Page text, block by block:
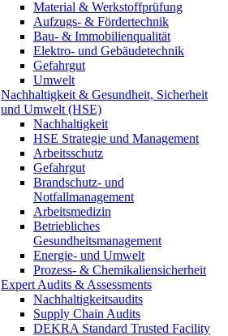
Material & Werkstoffprüfung
Aufzugs- & Fördertechnik
Bau- & Immobilienqualität
Elektro- und Gebäudetechnik
Gefahrgut
Umwelt
Nachhaltigkeit & Gesundheit, Sicherheit
und Umwelt (HSE)
Nachhaltigkeit
HSE Strategie und Management
Arbeitsschutz
Gefahrgut
Brandschutz- und
Notfallmanagement
Arbeitsmedizin
Betriebliches
Gesundheitsmanagement
Energie- und Umwelt
Prozess- & Chemikaliensicherheit
Expert Audits & Assessments
Nachhaltigkeitsaudits
Supply Chain Audits
DEKRA Standard Trusted Facility